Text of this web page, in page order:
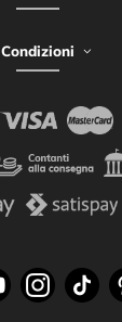
Condizioni